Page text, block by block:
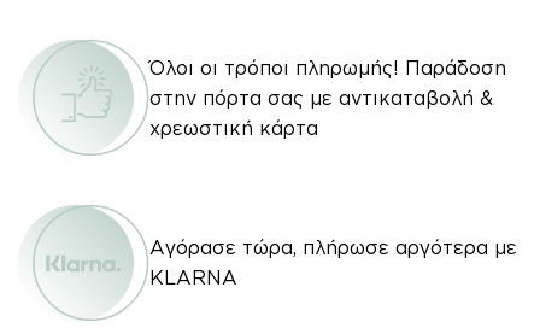
Όλοι οι τρόποι πληρωμής! Παράδοση
στην πόρτα σας με αντικαταβολή &
χρεωστική κάρτα
Αγόρασε τώρα, πλήρωσε αργότερα με
KLARNA